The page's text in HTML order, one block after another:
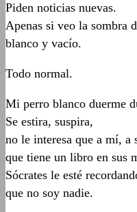
Piden noticias nuevas.
Apenas si veo la sombra
blanco y vacío.
Todo normal.
Mi perro blanco duerme
Se estira, suspira,
no le interesa que a mí, a
que tiene un libro en sus
Sócrates le esté
que no soy nadie.